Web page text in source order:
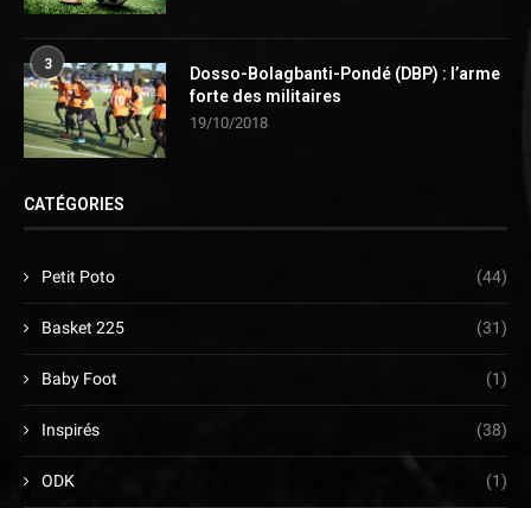
3
Dosso-Bolagbanti-Pondé (DBP) : l’arme
forte des militaires
19/10/2018
CATÉGORIES
Petit Poto (44)
Basket 225 (31)
Baby Foot (1)
Inspirés (38)
ODK (1)